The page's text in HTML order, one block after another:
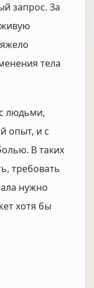
запрос. За
тела
людьми,
опыт, и с
В таких
требовать
нужно
хотя бы